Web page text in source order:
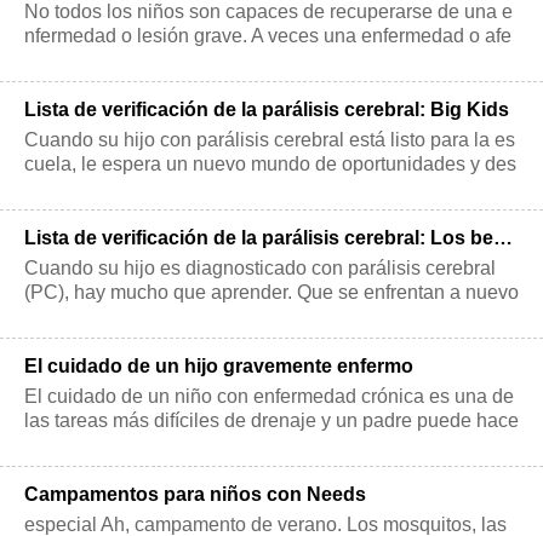
No todos los niños son capaces de recuperarse de una e
nfermedad o lesión grave. A veces una enfermedad o afe
Lista de verificación de la parálisis cerebral: Big Kids
Cuando su hijo con parálisis cerebral está listo para la es
cuela, le espera un nuevo mundo de oportunidades y des
Lista de verificación de la parálisis cerebral: Los bebés y niños en edad preescolar
Cuando su hijo es diagnosticado con parálisis cerebral
(PC), hay mucho que aprender. Que se enfrentan a nuevo
El cuidado de un hijo gravemente enfermo
El cuidado de un niño con enfermedad crónica es una de
las tareas más difíciles de drenaje y un padre puede hace
Campamentos para niños con Needs
especial Ah, campamento de verano. Los mosquitos, las